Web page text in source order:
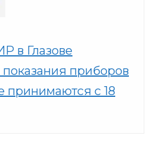
в Глазове
показания приборов
принимаются с 18